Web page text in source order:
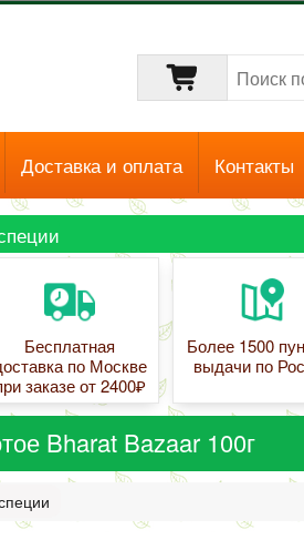
Доставка и оплата Контакты
Бесплатная
по Москве
заказе от 2400₽
Более 1500
выдачи по
Bharat Bazaar 100г